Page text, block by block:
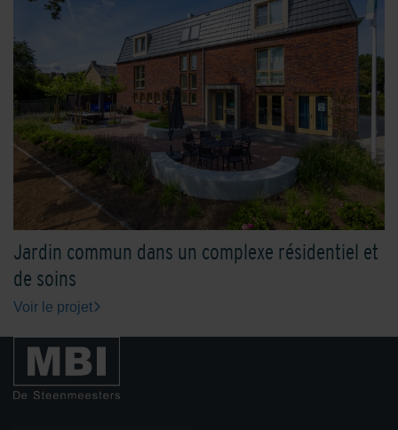
Jardin commun dans un complexe résidentiel et
de soins
Voir le projet